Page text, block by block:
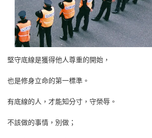
堅守底線是獲得他人尊重的開始，
也是修身立命的第一標準。
有底線的人，才能知分寸，守榮辱。
不該做的事情，別做；